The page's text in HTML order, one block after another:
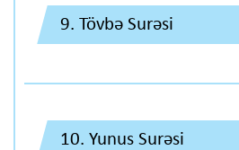
9. Tövbə Surəsi
10. Yunus Surəsi